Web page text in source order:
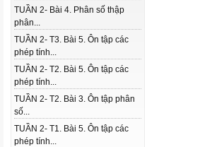
TUẦN 2- Bài 4. Phân số thập
phân...
TUẦN 2- T3. Bài 5. Ôn tập các
phép tính...
TUẦN 2- T2. Bài 5. Ôn tập các
phép tính...
TUẦN 2- T2. Bài 3. Ôn tập phân
số...
TUẦN 2- T1. Bài 5. Ôn tập các
phép tính...